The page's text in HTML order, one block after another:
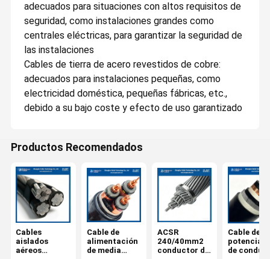
adecuados para situaciones con altos requisitos de
seguridad, como instalaciones grandes como
centrales eléctricas, para garantizar la seguridad de
las instalaciones
Cables de tierra de acero revestidos de cobre:
adecuados para instalaciones pequeñas, como
electricidad doméstica, pequeñas fábricas, etc.,
debido a su bajo coste y efecto de uso garantizado
Productos Recomendados
Cables
aislados
aéreos
Cable de
alimentación
de media
ACSR
240/40mm2
conductor de
Cable de
potencia
de